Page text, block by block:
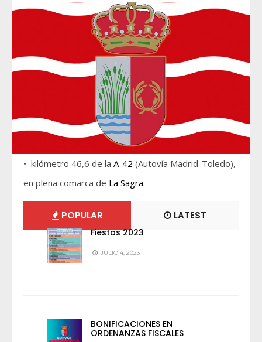
• kilómetro 46,6 de la A-42 (Autovía Madrid-Toledo),
en plena comarca de La Sagra.
POPULAR LATEST
Fiestas 2023
JULIO 4, 2023
BONIFICACIONES EN
ORDENANZAS FISCALES